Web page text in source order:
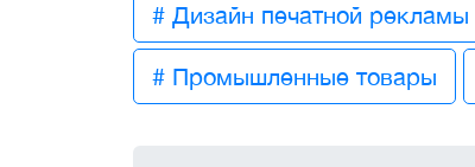
# Дизайн печатной рекламы
# Промышленные товары